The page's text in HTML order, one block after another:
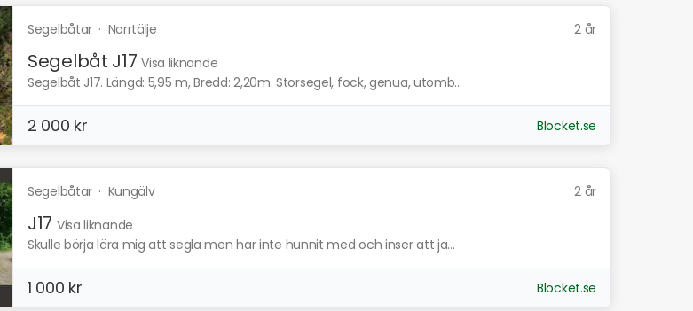
Segelbåtar · Norrtälje 2 år
Segelbåt J17 Visa liknande
Segelbåt J17. Längd: 5,95 m, Bredd: 2,20m. Storsegel, fock, genua, utomb...
2 000 kr Blocket.se
Segelbåtar · Kungälv 2 år
J17 Visa liknande
Skulle börja lära mig att segla men har inte hunnit med och inser att ja...
1 000 kr Blocket.se